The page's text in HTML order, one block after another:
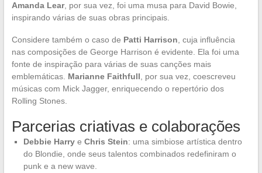
Amanda Lear, por sua vez, foi uma musa para David Bowie,
inspirando várias de suas obras principais.
Considere também o caso de Patti Harrison, cuja influência
nas composições de George Harrison é evidente. Ela foi uma
fonte de inspiração para várias de suas canções mais
emblemáticas. Marianne Faithfull, por sua vez, coescreveu
músicas com Mick Jagger, enriquecendo o repertório dos
Rolling Stones.
Parcerias criativas e colaborações
Debbie Harrye Chris Stein: uma simbiose artística dentro
do Blondie, onde seus talentos combinados redefiniram o
punk e a new wave.